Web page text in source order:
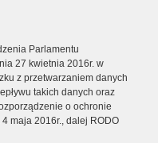
Parlamentu
27 kwietnia 2016r. w
z przetwarzaniem danych
takich danych oraz
o ochronie
maja 2016r., dalej RODO